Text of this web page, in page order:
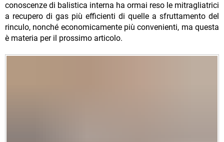
conoscenze di balistica interna ha ormai reso le mitragliatrici
a recupero di gas più efficienti di quelle a sfruttamento del
rinculo, nonché economicamente più convenienti, ma questa
è materia per il prossimo articolo.